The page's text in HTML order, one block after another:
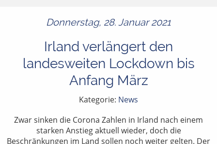
Donnerstag, 28. Januar 2021
Irland verlängert den
landesweiten Lockdown bis
Anfang März
Kategorie: News
Zwar sinken die Corona Zahlen in Irland nach einem
starken Anstieg aktuell wieder, doch die
Beschränkungen im Land sollen noch weiter gelten. Der